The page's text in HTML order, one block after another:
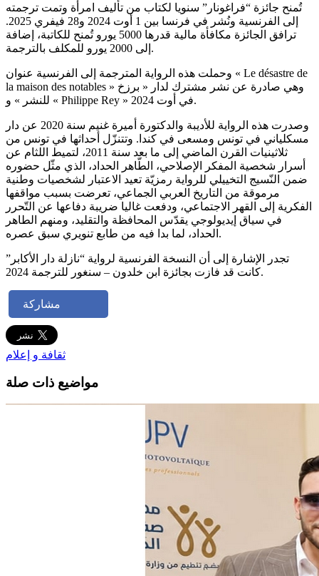
تُمنح جائزة “فراغونار” سنويا لكتاب من تأليف امرأة وتمت ترجمته
إلى الفرنسية ونُشر في فرنسا بين 1 أوت 2024 و28 فيفري 2025.
ترافق الجائزة مكافأة مالية قدرها 5000 يورو تُمنح للكاتبة، إضافة
إلى 2000 يورو للمكلف بالترجمة.
وحملت هذه الرواية المترجمة إلى الفرنسية عنوان « Le désastre de
la maison des notables » وهي صادرة عن نشر مشترك لدار « برزخ
للنشر » و « Philippe Rey » في أوت 2024.
وصدرت هذه الرواية للأديبة والدكتورة أميرة غنيم سنة 2020 عن دار
مسكلياني في تونس ومسعى في كندا. وتتنزّل أحداثها في تونس من
ثلاثينيات القرن الماضي إلى ما بعد سنة 2011، لتميط اللثام عن
أسرار شخصية المفكر الإصلاحي، الطّاهر الحداد، الذي مثّل حضوره
ضمن النّسيج التخييلي للرواية رمزيّة تعيد الاعتبار لشخصيات وطنية
مرموقة من التاريخ العربي الجماعي، تعرضت بسبب مواقفها
الفكرية إلى القهر الاجتماعي، ودفعت غاليا ضريبة دفاعها عن التّحرر
في سياق إيديولوجي يقدّس المحافظة والتقليد، ومنهم الطاهر
الحداد، لما بدا فيه من طابع تنويري سبق عصره.
تجدر الإشارة إلى أن النسخة الفرنسية لرواية “نازلة دار الأكابر”
كانت قد فازت بجائزة ابن خلدون – سنغور للترجمة 2024.
مشاركة
ثقافة و إعلام
مواضيع ذات صلة